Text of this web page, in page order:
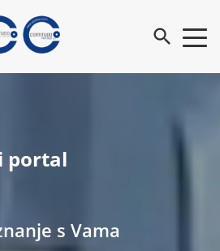
search
portal
s Vama